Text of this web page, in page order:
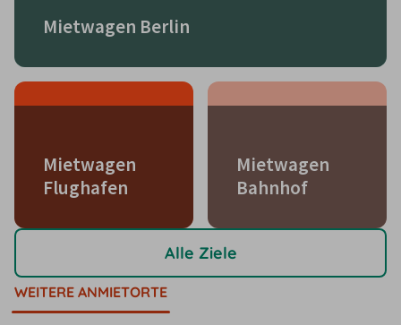
Mietwagen Berlin
Mietwagen
Flughafen
Mietwagen
Bahnhof
Alle Ziele
WEITERE ANMIETORTE